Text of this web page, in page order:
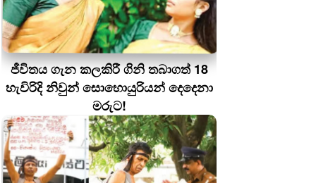
ජීවිතය ගැන කලකිරී ගිනි තබාගත් 18
හැවිරිදි නිවුන් සොහොයුරියන් දෙදෙනා
මරුට!